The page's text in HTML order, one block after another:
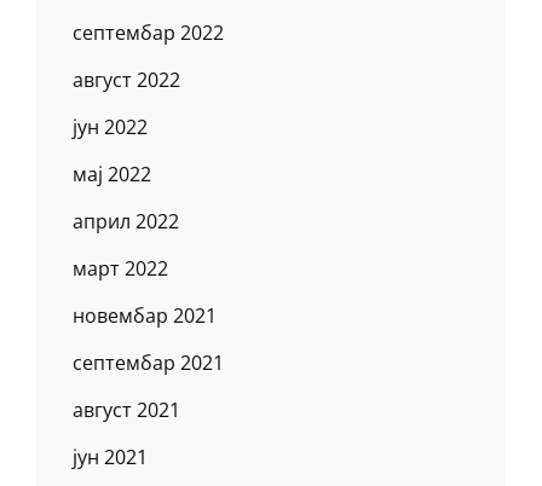
септембар 2022
август 2022
јун 2022
мај 2022
април 2022
март 2022
новембар 2021
септембар 2021
август 2021
јун 2021